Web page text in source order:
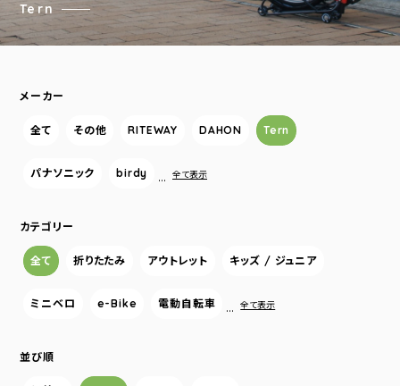
Tern
メーカー
全て その他 RITEWAY DAHON Tern
パナソニック birdy … 全て表示
カテゴリー
全て 折りたたみ アウトレット キッズ / ジュニア
ミニベロ e-Bike 電動自転車 … 全て表示
並び順